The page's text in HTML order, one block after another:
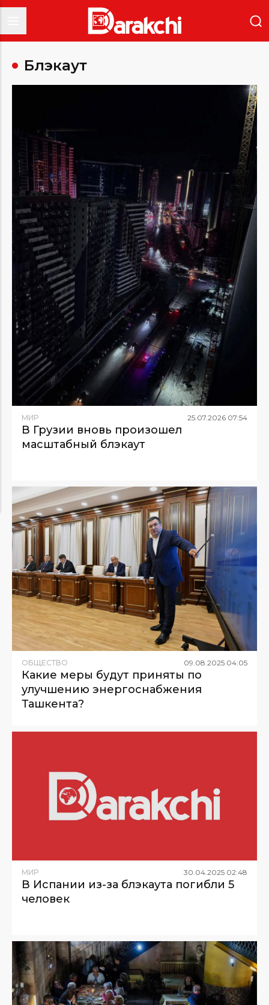
Блэкаут
МИР 25.07.2026 07:54
В Грузии вновь произошел
масштабный блэкаут
ОБЩЕСТВО 09 08 2025 04:05
Какие меры будут приняты по
улучшению энергоснабжения
Ташкента?
МИР 30 04 2025 02:48
В Испании из-за блэкаута погибли 5
человек